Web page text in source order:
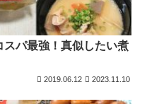
パ最強！真似したい煮
2019.06.12 2023.11.10